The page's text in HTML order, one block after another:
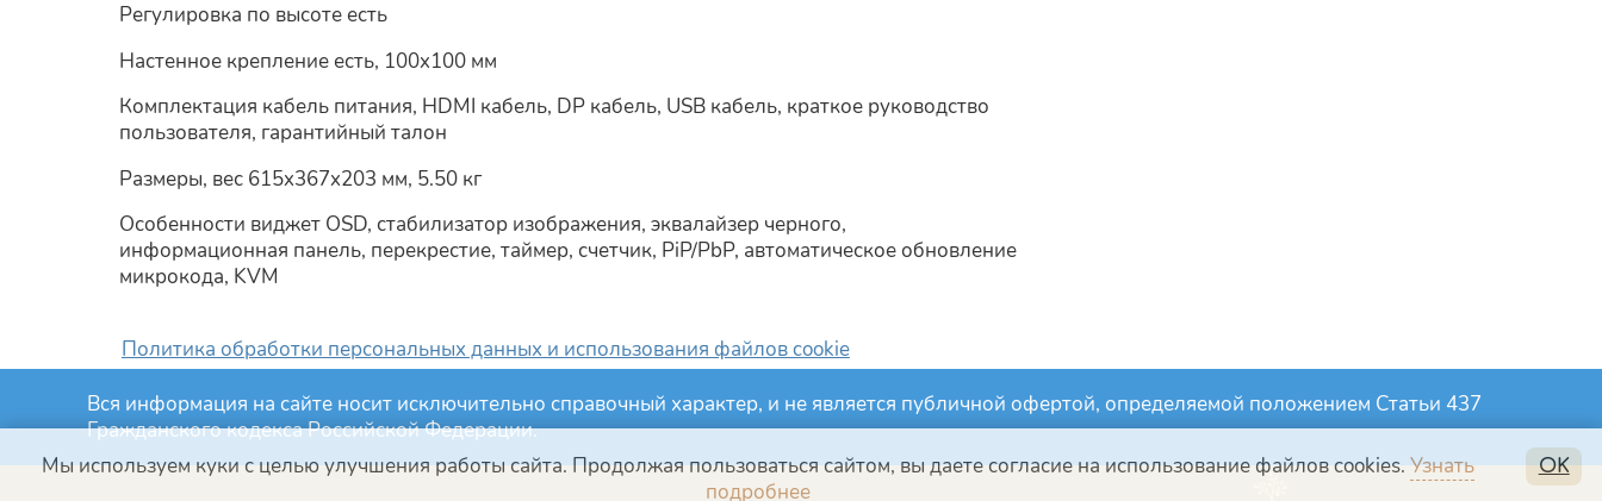
Регулировка по высоте есть
Настенное крепление есть, 100x100 мм
Комплектация кабель питания, HDMI кабель, DP кабель, USB кабель, краткое руководство
пользователя, гарантийный талон
Размеры, вес 615x367x203 мм, 5.50 кг
Особенности виджет OSD, стабилизатор изображения, эквалайзер черного,
информационная панель, перекрестие, таймер, счетчик, PiP/PbP, автоматическое обновление
микрокода, KVM
Политика обработки персональных данных и использования файлов cookie
Вся информация на сайте носит исключительно справочный характер, и не является публичной офертой, определяемой положением Статьи 437
Гражданского кодекса Российской Федерации.
Мы используем куки с целью улучшения работы сайта. Продолжая пользоваться сайтом, вы даете согласие на использование файлов cookies.Узнать
подробнее
OK